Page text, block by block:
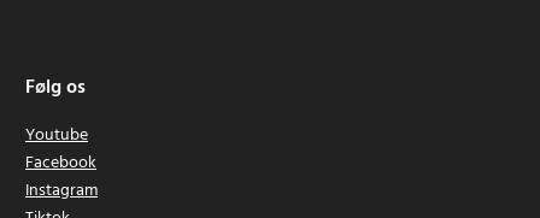
Følg os
Youtube
Facebook
Instagram